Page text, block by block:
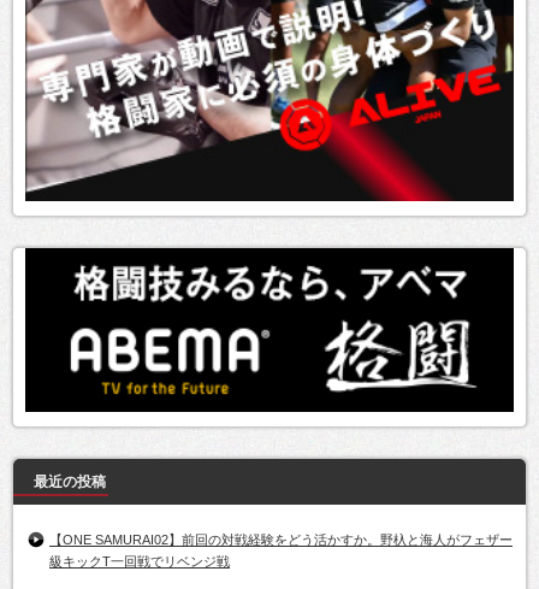
最近の投稿
【ONE SAMURAI02】前回の対戦経験をどう活かすか。野杁と海人がフェザー
級キックT一回戦でリベンジ戦